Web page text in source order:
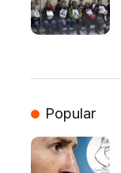
Popular